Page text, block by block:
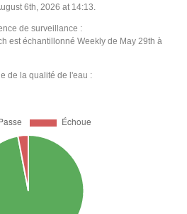
6th, 2026 at 14:13.
de surveillance :
est échantillonné Weekly de May 29th à
de la qualité de l'eau :